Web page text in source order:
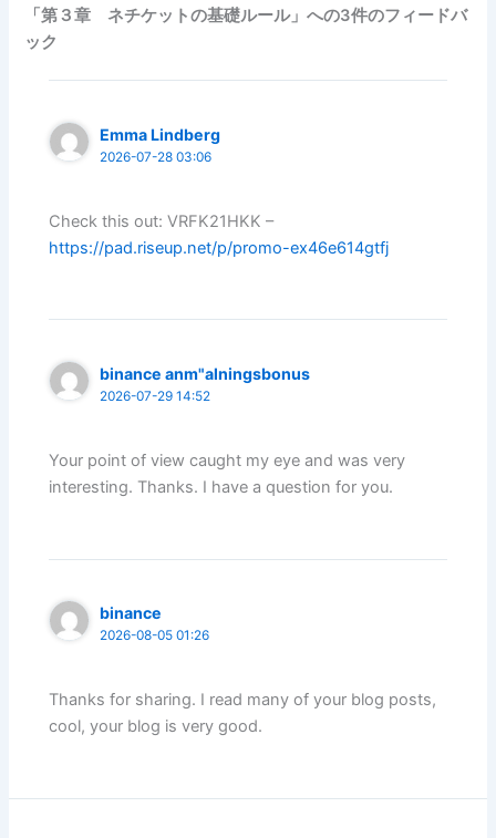
「第３章 ネチケットの基礎ルール」への3件のフィードバ
ック
Emma Lindberg
2026-07-28 03:06
Check this out: VRFK21HKK –
https://pad.riseup.net/p/promo-ex46e614gtfj
binance anm"alningsbonus
2026-07-29 14:52
Your point of view caught my eye and was very
interesting. Thanks. I have a question for you.
binance
2026-08-05 01:26
Thanks for sharing. I read many of your blog posts,
cool, your blog is very good.